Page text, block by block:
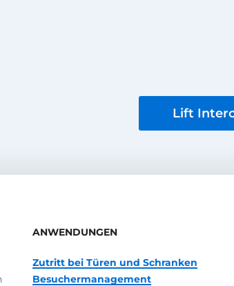
Lift
ANWENDUNGEN
Zutritt bei Türen und Schranken
Besuchermanagement